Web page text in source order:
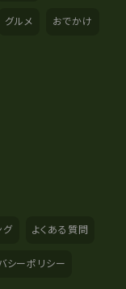
グルメ おでかけ
グ よくある質問
シーポリシー